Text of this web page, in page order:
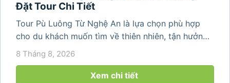
Đặt Tour Chi Tiết
Tour Pù Luông Từ Nghệ An là lựa chọn phù hợp
cho du khách muốn tìm về thiên nhiên, tận hưởng
không khí trong lành và khám phá vẻ đẹp bình yên
của vùng núi Thanh Hóa. Với những bản làng mộc
8 Tháng 8, 2026
Xem chi tiết